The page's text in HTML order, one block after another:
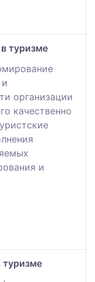
туризме
организации
качественно
и
туризме